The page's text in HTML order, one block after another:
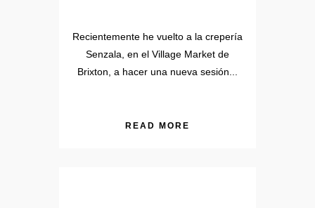
Recientemente he vuelto a la crepería
Senzala, en el Village Market de
Brixton, a hacer una nueva sesión...
READ MORE